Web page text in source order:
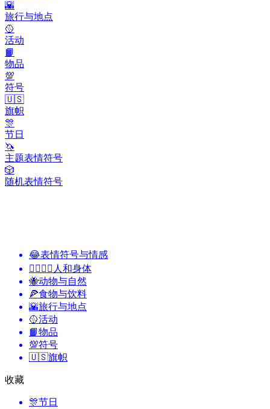
🌇
旅行与地点
🥎
活动
📙
物品
💯
符号
🇺🇸
旗帜
🎊
节日
🦄
主题表情符号
🎲
随机表情符号
😂表情符号与情感
👩‍❤️‍💋‍👨 人和身体
🐝动物与自然
🍕食物与饮料
🌇旅行与地点
🥎活动
📙物品
💯符号
🇺🇸旗帜
收藏
🎊节日